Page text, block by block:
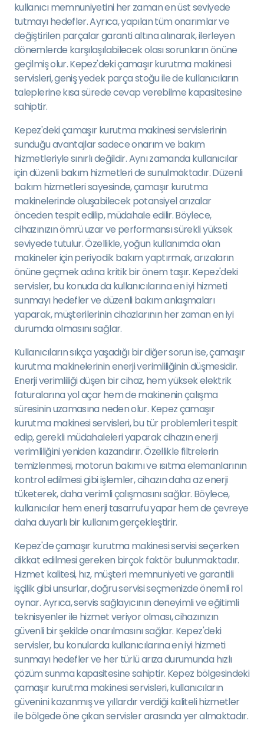
kullanıcı memnuniyetini her zaman en üst seviyede
tutmayı hedefler. Ayrıca, yapılan tüm onarımlar ve
değiştirilen parçalar garanti altına alınarak, ilerleyen
dönemlerde karşılaşılabilecek olası sorunların önüne
geçilmiş olur. Kepez'deki çamaşır kurutma makinesi
servisleri, geniş yedek parça stoğu ile de kullanıcıların
taleplerine kısa sürede cevap verebilme kapasitesine
sahiptir.
Kepez'deki çamaşır kurutma makinesi servislerinin
sunduğu avantajlar sadece onarım ve bakım
hizmetleriyle sınırlı değildir. Aynı zamanda kullanıcılar
için düzenli bakım hizmetleri de sunulmaktadır. Düzenli
bakım hizmetleri sayesinde, çamaşır kurutma
makinelerinde oluşabilecek potansiyel arızalar
önceden tespit edilip, müdahale edilir. Böylece,
cihazınızın ömrü uzar ve performansı sürekli yüksek
seviyede tutulur. Özellikle, yoğun kullanımda olan
makineler için periyodik bakım yaptırmak, arızaların
önüne geçmek adına kritik bir önem taşır. Kepez'deki
servisler, bu konuda da kullanıcılarına en iyi hizmeti
sunmayı hedefler ve düzenli bakım anlaşmaları
yaparak, müşterilerinin cihazlarının her zaman en iyi
durumda olmasını sağlar.
Kullanıcıların sıkça yaşadığı bir diğer sorun ise, çamaşır
kurutma makinelerinin enerji verimliliğinin düşmesidir.
Enerji verimliliği düşen bir cihaz, hem yüksek elektrik
faturalarına yol açar hem de makinenin çalışma
süresinin uzamasına neden olur. Kepez çamaşır
kurutma makinesi servisleri, bu tür problemleri tespit
edip, gerekli müdahaleleri yaparak cihazın enerji
verimliliğini yeniden kazandırır. Özellikle filtrelerin
temizlenmesi, motorun bakımı ve ısıtma elemanlarının
kontrol edilmesi gibi işlemler, cihazın daha az enerji
tüketerek, daha verimli çalışmasını sağlar. Böylece,
kullanıcılar hem enerji tasarrufu yapar hem de çevreye
daha duyarlı bir kullanım gerçekleştirir.
Kepez'de çamaşır kurutma makinesi servisi seçerken
dikkat edilmesi gereken birçok faktör bulunmaktadır.
Hizmet kalitesi, hız, müşteri memnuniyeti ve garantili
işçilik gibi unsurlar, doğru servisi seçmenizde önemli rol
oynar. Ayrıca, servis sağlayıcının deneyimli ve eğitimli
teknisyenler ile hizmet veriyor olması, cihazınızın
güvenli bir şekilde onarılmasını sağlar. Kepez'deki
servisler, bu konularda kullanıcılarına en iyi hizmeti
sunmayı hedefler ve her türlü arıza durumunda hızlı
çözüm sunma kapasitesine sahiptir. Kepez bölgesindeki
çamaşır kurutma makinesi servisleri, kullanıcıların
güvenini kazanmış ve yıllardır verdiği kaliteli hizmetler
ile bölgede öne çıkan servisler arasında yer almaktadır.